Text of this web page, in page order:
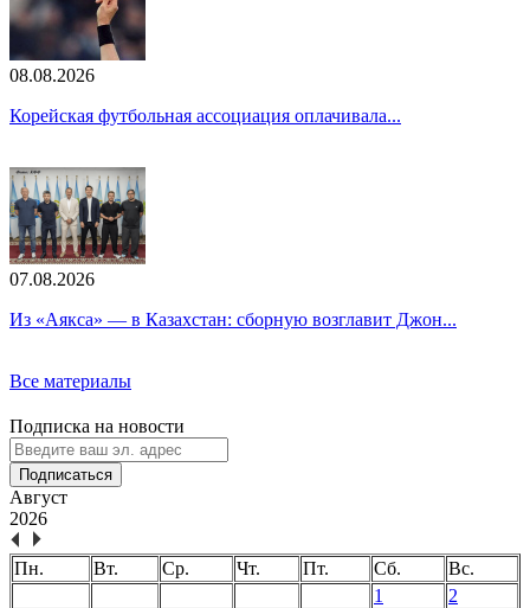
08.08.2026
Корейская футбольная ассоциация оплачивала...
07.08.2026
Из «Аякса» — в Казахстан: сборную возглавит Джон...
Все материалы
Подписка на новости
Подписаться
Август
2026
Пн. Вт. Ср. Чт. Пт. Сб.
Вс.
1
2